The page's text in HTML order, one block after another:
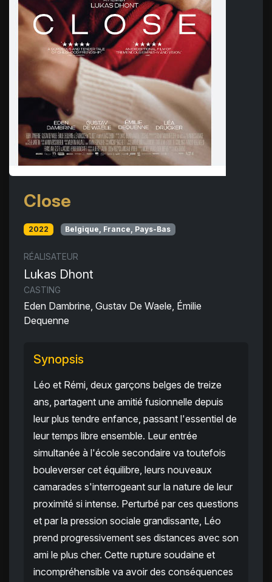
Close
2022 Belgique, France, Pays-Bas
RÉALISATEUR
Lukas Dhont
CASTING
Eden Dambrine, Gustav De Waele, Émilie
Dequenne
Synopsis
Léo et Rémi, deux garçons belges de treize
ans, partagent une amitié fusionnelle depuis
leur plus tendre enfance, passant l'essentiel de
leur temps libre ensemble. Leur entrée
simultanée à l'école secondaire va toutefois
bouleverser cet équilibre, leurs nouveaux
camarades s'interrogeant sur la nature de leur
proximité si intense. Perturbé par ces questions
et par la pression sociale grandissante, Léo
prend progressivement ses distances avec son
ami le plus cher. Cette rupture soudaine et
incompréhensible va avoir des conséquences